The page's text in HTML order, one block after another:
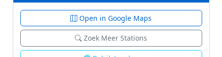
Open in Google Maps
Zoek Meer Stations